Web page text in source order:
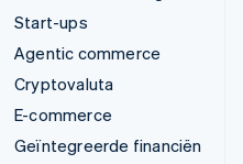
Start-ups
Agentic commerce
Cryptovaluta
E-commerce
Geïntegreerde financiën